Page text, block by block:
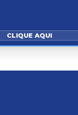
CLIQUE AQUI